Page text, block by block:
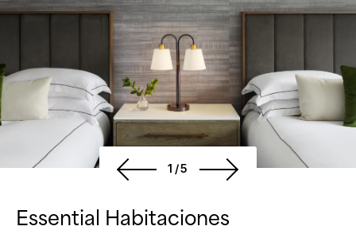
1/5
Essential Habitaciones